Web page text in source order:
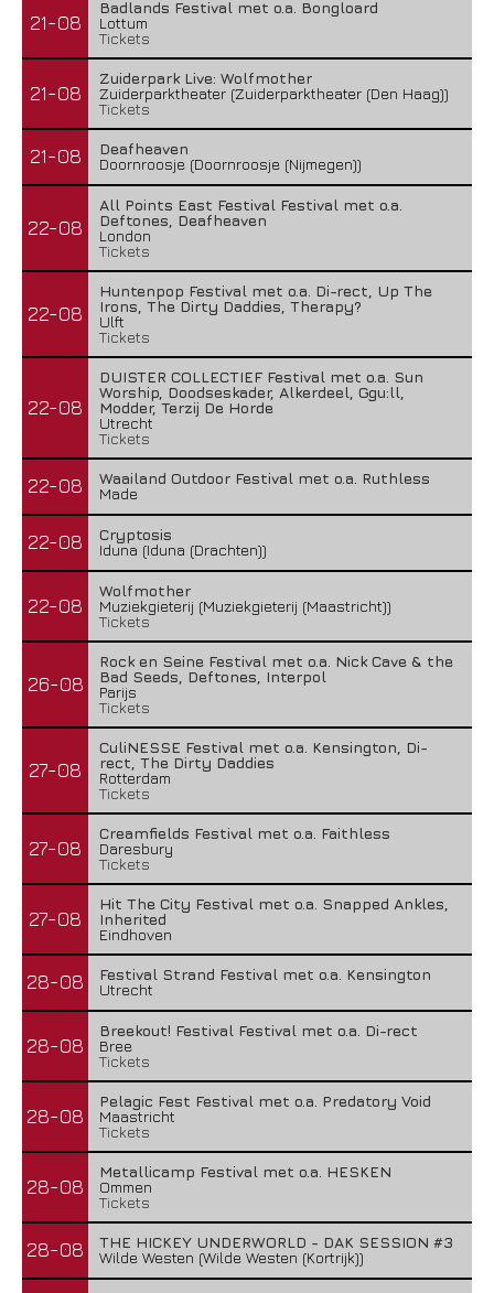
21-08
Badlands Festival met o.a. Bongloard
Lottum
Tickets
21-08
Zuiderpark Live: Wolfmother
Zuiderparktheater (Zuiderparktheater (Den Haag))
Tickets
21-08
Deafheaven
Doornroosje (Doornroosje (Nijmegen))
22-08
All Points East Festival Festival met o.a.
Deftones, Deafheaven
London
Tickets
22-08
Huntenpop Festival met o.a. Di-rect, Up The
Irons, The Dirty Daddies, Therapy?
Ulft
Tickets
22-08
DUISTER COLLECTIEF Festival met o.a. Sun
Worship, Doodseskader, Alkerdeel, Ggu:ll,
Modder, Terzij De Horde
Utrecht
Tickets
22-08
Waailand Outdoor Festival met o.a. Ruthless
Made
22-08
Cryptosis
Iduna (Iduna (Drachten))
22-08
Wolfmother
Muziekgieterij (Muziekgieterij (Maastricht))
Tickets
26-08
Rock en Seine Festival met o.a. Nick Cave & the
Bad Seeds, Deftones, Interpol
Parijs
Tickets
27-08
CuliNESSE Festival met o.a. Kensington, Di-
rect, The Dirty Daddies
Rotterdam
Tickets
27-08
Creamfields Festival met o.a. Faithless
Daresbury
Tickets
27-08
Hit The City Festival met o.a. Snapped Ankles,
Inherited
Eindhoven
28-08
Festival Strand Festival met o.a. Kensington
Utrecht
28-08
Breekout! Festival Festival met o.a. Di-rect
Bree
Tickets
28-08
Pelagic Fest Festival met o.a. Predatory Void
Maastricht
Tickets
28-08
Metallicamp Festival met o.a. HESKEN
Ommen
Tickets
28-08
THE HICKEY UNDERWORLD - DAK SESSION #3
Wilde Westen (Wilde Westen (Kortrijk))